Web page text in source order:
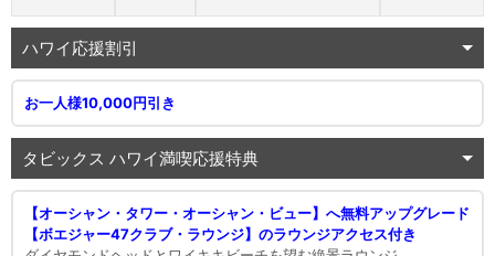
ハワイ応援割引
お一人様10,000円引き
タビックス ハワイ満喫応援特典
【オーシャン・タワー・オーシャン・ビュー】へ無料アップグレード
【ボエジャー47クラブ・ラウンジ】のラウンジアクセス付き